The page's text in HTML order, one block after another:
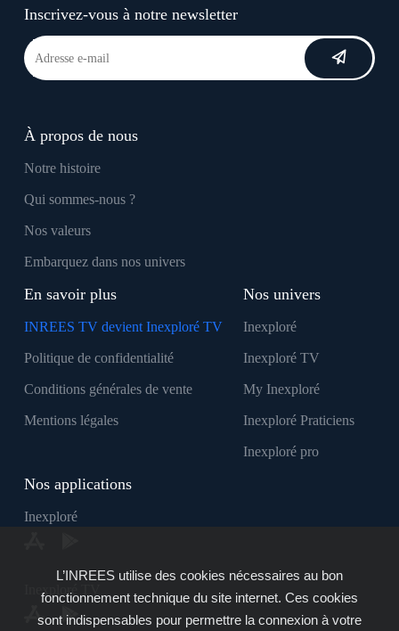
Inscrivez-vous à notre newsletter
À propos de nous
Notre histoire
Qui sommes-nous ?
Nos valeurs
Embarquez dans nos univers
En savoir plus
INREES TV devient Inexploré TV
Politique de confidentialité
Conditions générales de vente
Mentions légales
Nos univers
Inexploré
Inexploré TV
My Inexploré
Inexploré Praticiens
Inexploré pro
Nos applications
Inexploré
Inexploré TV
L’INREES utilise des cookies nécessaires au bon
fonctionnement technique du site internet. Ces cookies
sont indispensables pour permettre la connexion à votre